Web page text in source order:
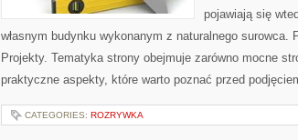
pojawiają się
własnym budynku wykonanym z naturalnego surowca.
Projekty. Tematyka strony obejmuje zarówno mocne
praktyczne aspekty, które warto poznać przed
CATEGORIES: ROZRYWKA